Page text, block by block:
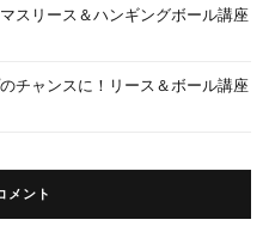
スリース＆ハンギングボール講座
チャンスに！リース＆ボール講座
メント